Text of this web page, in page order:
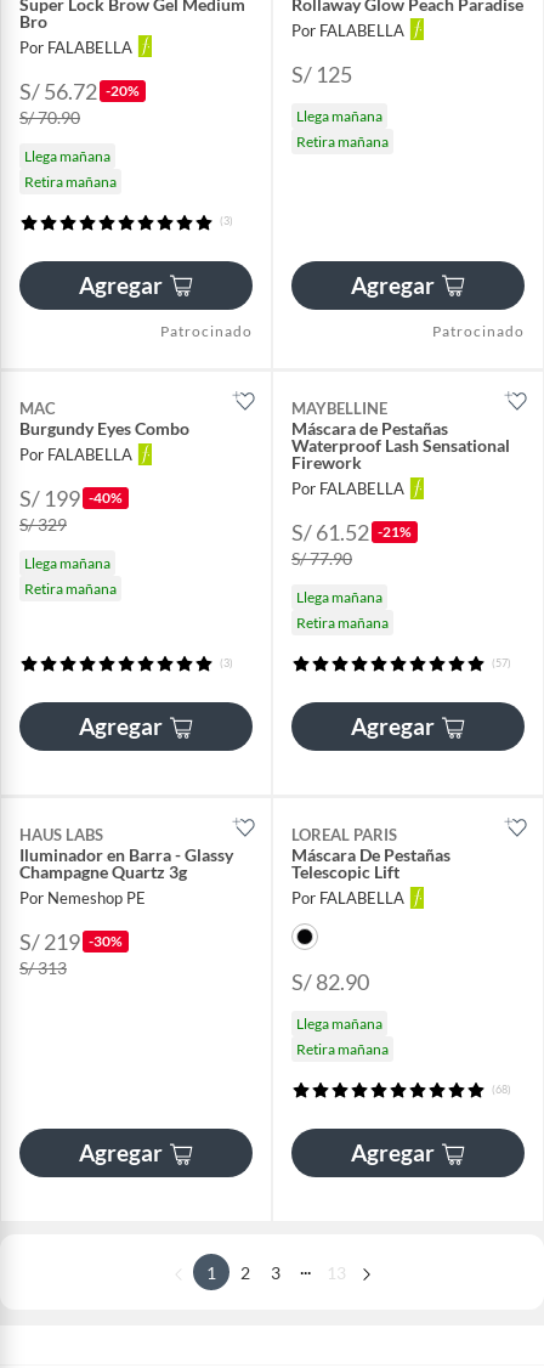
Bro
Por FALABELLA
S/ 56.72 -20%
S/ 70.90
Llega mañana
Retira mañana
(3)
Agregar
Patrocinado
Por FALABELLA
S/ 125
Llega mañana
Retira mañana
Agregar
Patrocinado
MAC
Burgundy Eyes Combo
Por FALABELLA
S/ 199 -40%
S/ 329
Llega mañana
Retira mañana
(3)
Agregar
MAYBELLINE
Máscara de Pestañas
Waterproof Lash Sensational
Firework
Por FALABELLA
S/ 61.52 -21%
S/ 77.90
Llega mañana
Retira mañana
(57)
Agregar
HAUS LABS
Iluminador en Barra - Glassy
Champagne Quartz 3g
Por Nemeshop PE
S/ 219 -30%
S/ 313
Agregar
LOREAL PARIS
Máscara De Pestañas
Telescopic Lift
Por FALABELLA
S/ 82.90
Llega mañana
Retira mañana
(68)
Agregar
1 2 3 13